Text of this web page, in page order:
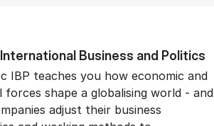
In­ter­na­tion­al Busi­ness and Polit­ics
IBP teaches you how economic and
forces shape a globalising world - and
adjust their business